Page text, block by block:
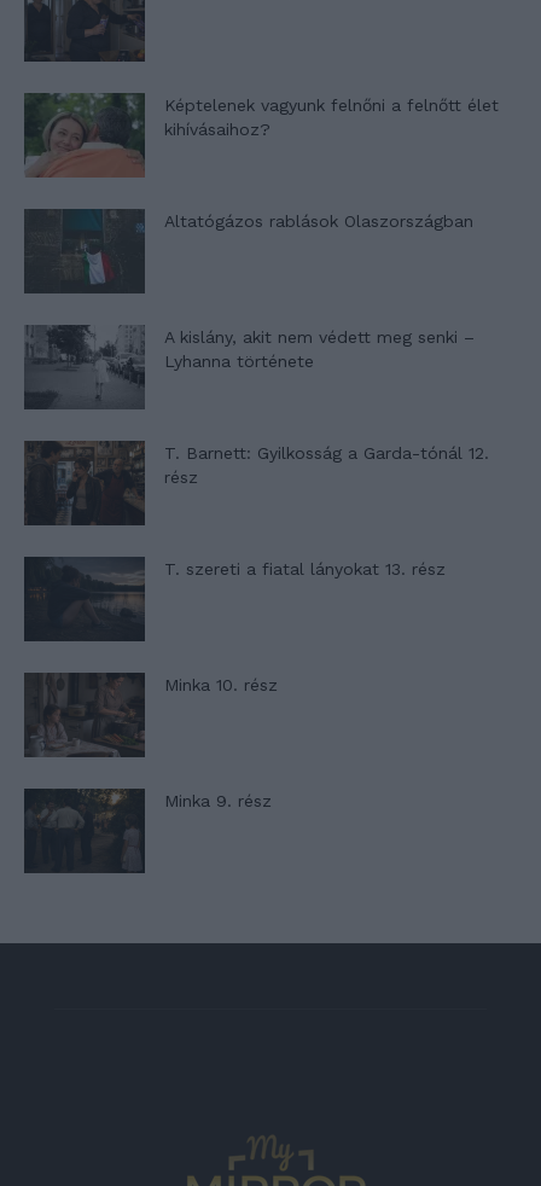
Képtelenek vagyunk felnőni a felnőtt élet
kihívásaihoz?
Altatógázos rablások Olaszországban
A kislány, akit nem védett meg senki –
Lyhanna története
T. Barnett: Gyilkosság a Garda-tónál 12.
rész
T. szereti a fiatal lányokat 13. rész
Minka 10. rész
Minka 9. rész